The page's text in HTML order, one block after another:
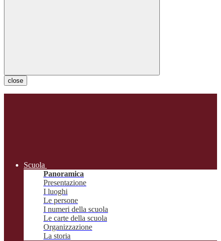
close
Scuola
Panoramica
Presentazione
I luoghi
Le persone
I numeri della scuola
Le carte della scuola
Organizzazione
La storia